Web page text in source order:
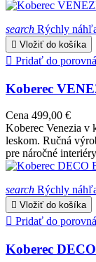
search Rýchly
 Vložiť do košíka
 Pridať do
Koberec
Cena 499,00 €
Koberec Venezia v
leskom. Ručná
pre náročné
search Rýchly
 Vložiť do košíka
 Pridať do
Koberec